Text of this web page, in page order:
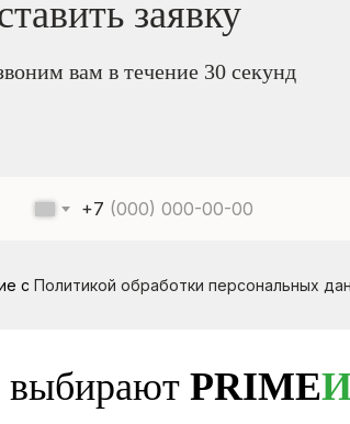
заявку
вам в течение 30 секунд
+7
с Политикой обработки персональных
выбирают PRIME